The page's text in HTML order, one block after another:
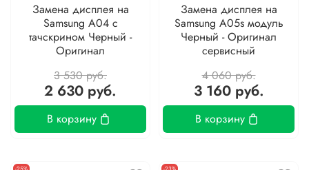
Замена дисплея на
Samsung A04 с
тачскрином Черный -
Оригинал
3 530 руб.
2 630 руб.
В корзину
Замена дисплея на
Samsung A05s модуль
Черный - Оригинал
сервисный
4 060 руб.
3 160 руб.
В корзину